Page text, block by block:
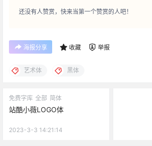
还没有人赞赏，快来当第一个赞赏的人吧！
海报分享 收藏 举报
艺术体 黑体
免费字库 全部 简体
站酷小薇LOGO体
2023-3-3 14:21:14